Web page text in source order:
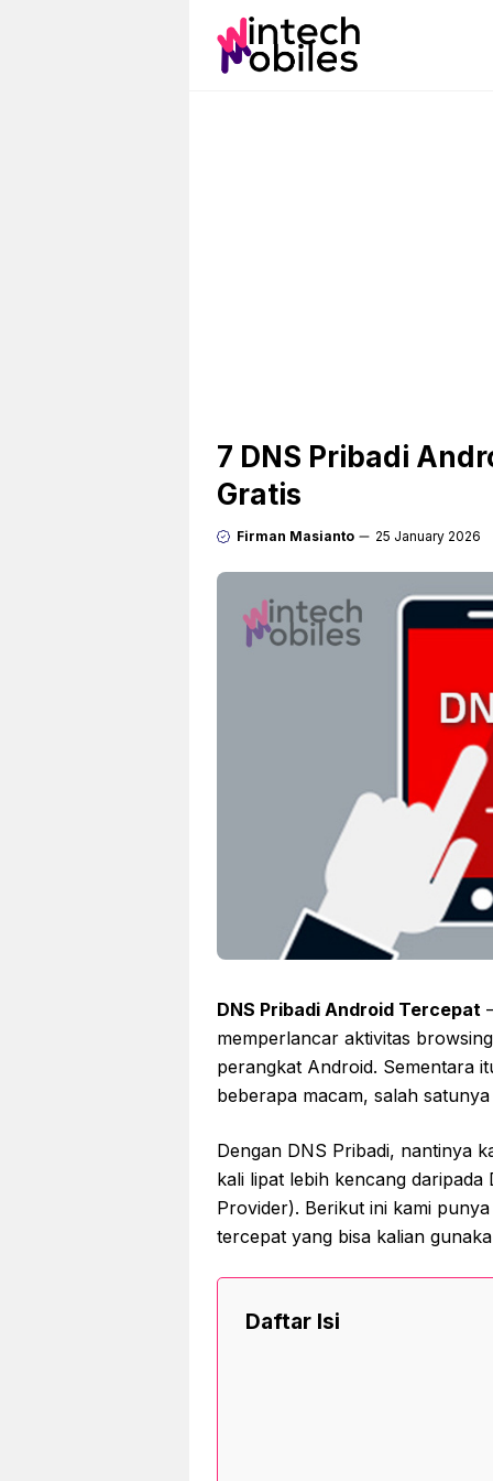
7 DNS Pribadi
Gratis
Firman Masianto 25 January 2026
DNS Pribadi Android Tercepat
memperlancar aktivitas
perangkat Android. Sementara
beberapa macam, salah
Dengan DNS Pribadi, nantinya
kali lipat lebih kencang
Provider). Berikut ini kami
tercepat yang bisa kalian
Daftar Isi